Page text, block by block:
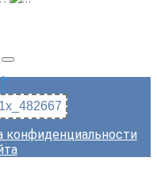
1x_482667
конфиденциальности